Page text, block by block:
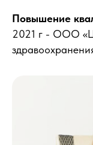
Повышение
2021 г - ООО